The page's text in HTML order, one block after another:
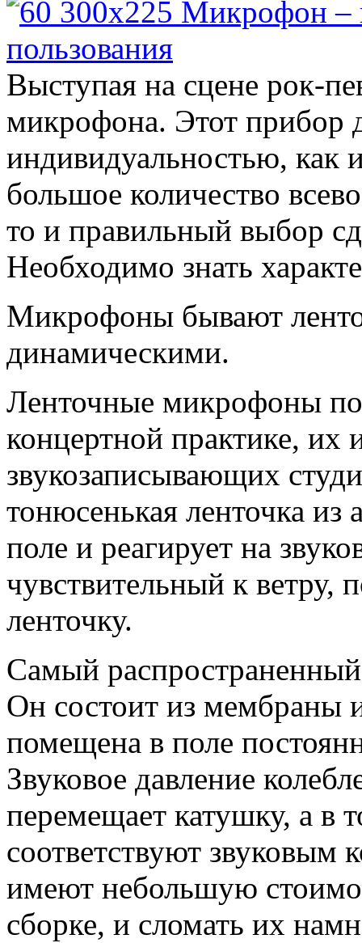
Выступая на сцене рок-
микрофона. Этот прибор
индивидуальностью, как
большое количество
то и правильный выбор
Необходимо знать
Микрофоны бывают
динамическими.
Ленточные микрофоны
концертной практике, их
звукозаписывающих
тонюсенькая ленточка
поле и реагирует на
чувствительный к ветру,
ленточку.
Самый
Он состоит из мембраны
помещена в поле
Звуковое давление
перемещает катушку, а в
соответствуют
имеют небольшую
сборке, и сломать их